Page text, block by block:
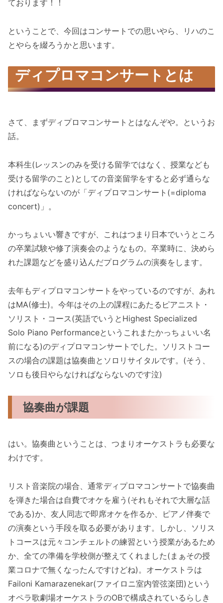
ております！！
ということで、今回はコンサートでの思いやら、リハのこ
とやらを綴ろうかと思います。
ディプロマコンサートとは
さて、まずディプロマコンサートとはなんぞや。というお
話。
本科生(レッスンのみを受ける留学ではなく、授業なども
受ける留学のこと)としての音楽留学をすると必ず通らな
ければならないのが「ディプロマコンサート(=diploma
concert)」。
かっちょいい響きですが、これはつまり日本でいうところ
の卒業試験や修了演奏会のようなもの。卒業時に、決めら
れた課題などを盛り込んだプログラムの演奏をします。
去年もディプロマコンサートをやっているのですが、あれ
はMA(修士)。今年はその上の課程にあたるピアニスト・
ソリスト・コース(英語でいうとHighest Specialized
Solo Piano Performanceというこれまたかっちょいい名
前になる)のディプロマコンサートでした。ソリストコー
スの場合の課題は協奏曲とソロリサイタルです。(そう、
ソロも後日やらなければならないのです泣)
協奏曲が課題
はい。協奏曲ということは、つまりオーケストラも必要な
わけです。
リスト音楽院の場合、通常ディプロマコンサートで協奏曲
を弾きた場合は自費でオケを雇う(それもそれで大層な話
である)か、友人同志で即席オケを作るか、ピアノ伴奏で
の演奏という手段を取る必要があります。しかし、ソリス
トコースは元々コンチェルトの練習という授業があるため
か、全ての準備を学校側が整えてくれました(まぁその授
業コロナで無くなったんですけどね)。オーケストラは
Failoni Kamarazenekar(ファイロニ室内管弦楽団)という
オペラ歌劇場オーケストラのOBで構成されているらしき